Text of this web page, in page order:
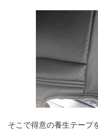
そこで得意の養生テープ